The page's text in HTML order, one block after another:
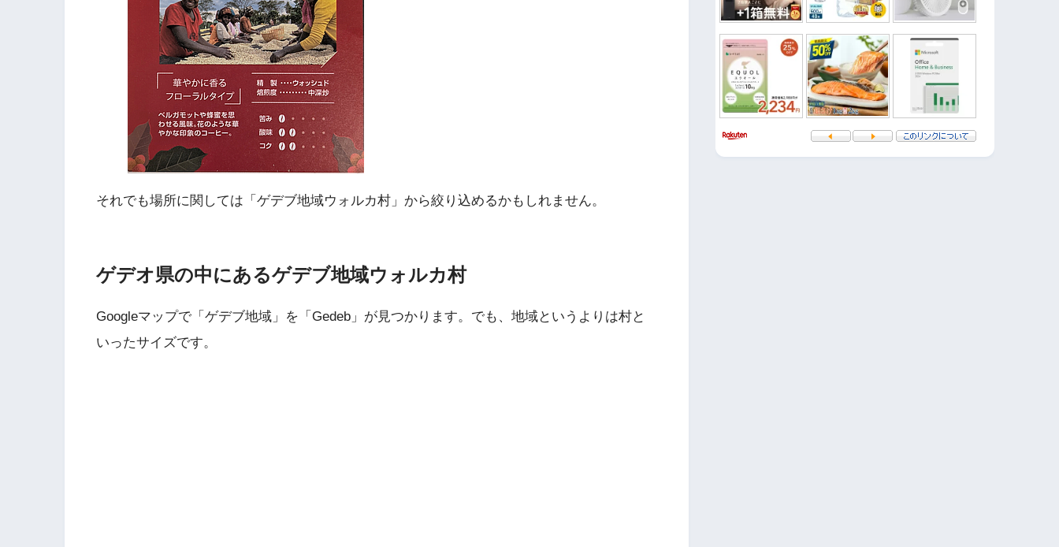
それでも場所に関しては「ゲデブ地域ウォルカ村」から絞り込めるかもしれません。
ゲデオ県の中にあるゲデブ地域ウォルカ村
Googleマップで「ゲデブ地域」を「Gedeb」が見つかります。でも、地域というよりは村と
いったサイズです。